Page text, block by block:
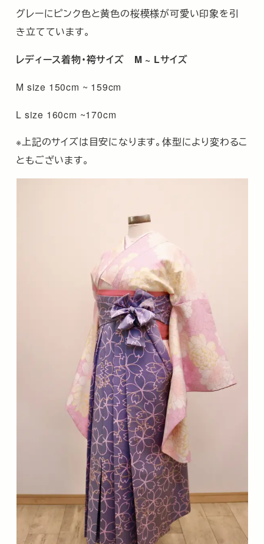
グレーにピンク色と黄色の桜模様が可愛い印象を引
き立てています。
レディース着物・袴サイズ M ~ Lサイズ
M size 150cm ~ 159cm
L size 160cm ~170cm
※上記のサイズは目安になります。体型により変わるこ
ともございます。